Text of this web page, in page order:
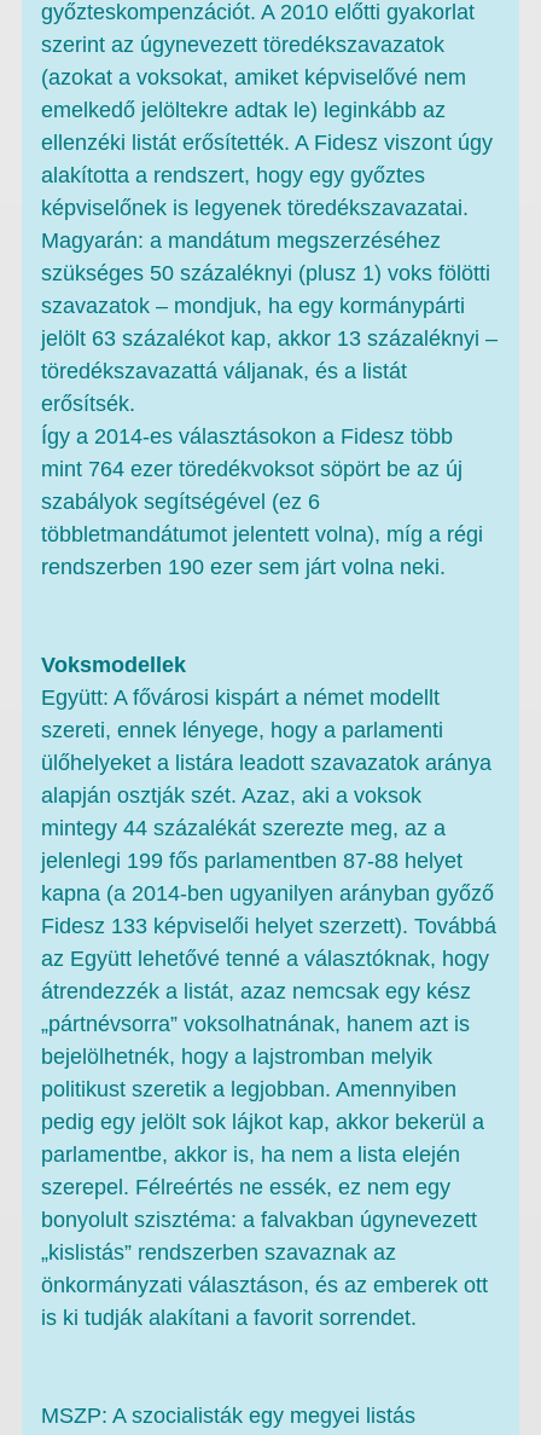
győzteskompenzációt. A 2010 előtti gyakorlat
szerint az úgynevezett töredékszavazatok
(azokat a voksokat, amiket képviselővé nem
emelkedő jelöltekre adtak le) leginkább az
ellenzéki listát erősítették. A Fidesz viszont úgy
alakította a rendszert, hogy egy győztes
képviselőnek is legyenek töredékszavazatai.
Magyarán: a mandátum megszerzéséhez
szükséges 50 százaléknyi (plusz 1) voks fölötti
szavazatok – mondjuk, ha egy kormánypárti
jelölt 63 százalékot kap, akkor 13 százaléknyi –
töredékszavazattá váljanak, és a listát
erősítsék.
Így a 2014-es választásokon a Fidesz több
mint 764 ezer töredékvoksot söpört be az új
szabályok segítségével (ez 6
többletmandátumot jelentett volna), míg a régi
rendszerben 190 ezer sem járt volna neki.
Voksmodellek
Együtt: A fővárosi kispárt a német modellt
szereti, ennek lényege, hogy a parlamenti
ülőhelyeket a listára leadott szavazatok aránya
alapján osztják szét. Azaz, aki a voksok
mintegy 44 százalékát szerezte meg, az a
jelenlegi 199 fős parlamentben 87-88 helyet
kapna (a 2014-ben ugyanilyen arányban győző
Fidesz 133 képviselői helyet szerzett). Továbbá
az Együtt lehetővé tenné a választóknak, hogy
átrendezzék a listát, azaz nemcsak egy kész
„pártnévsorra” voksolhatnának, hanem azt is
bejelölhetnék, hogy a lajstromban melyik
politikust szeretik a legjobban. Amennyiben
pedig egy jelölt sok lájkot kap, akkor bekerül a
parlamentbe, akkor is, ha nem a lista elején
szerepel. Félreértés ne essék, ez nem egy
bonyolult szisztéma: a falvakban úgynevezett
„kislistás” rendszerben szavaznak az
önkormányzati választáson, és az emberek ott
is ki tudják alakítani a favorit sorrendet.
MSZP: A szocialisták egy megyei listás